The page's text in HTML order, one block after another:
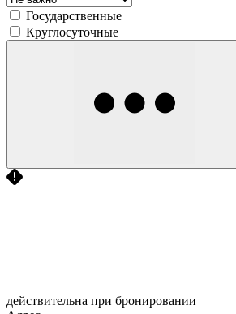
Государственные
Круглосуточные
действительна при бронировании